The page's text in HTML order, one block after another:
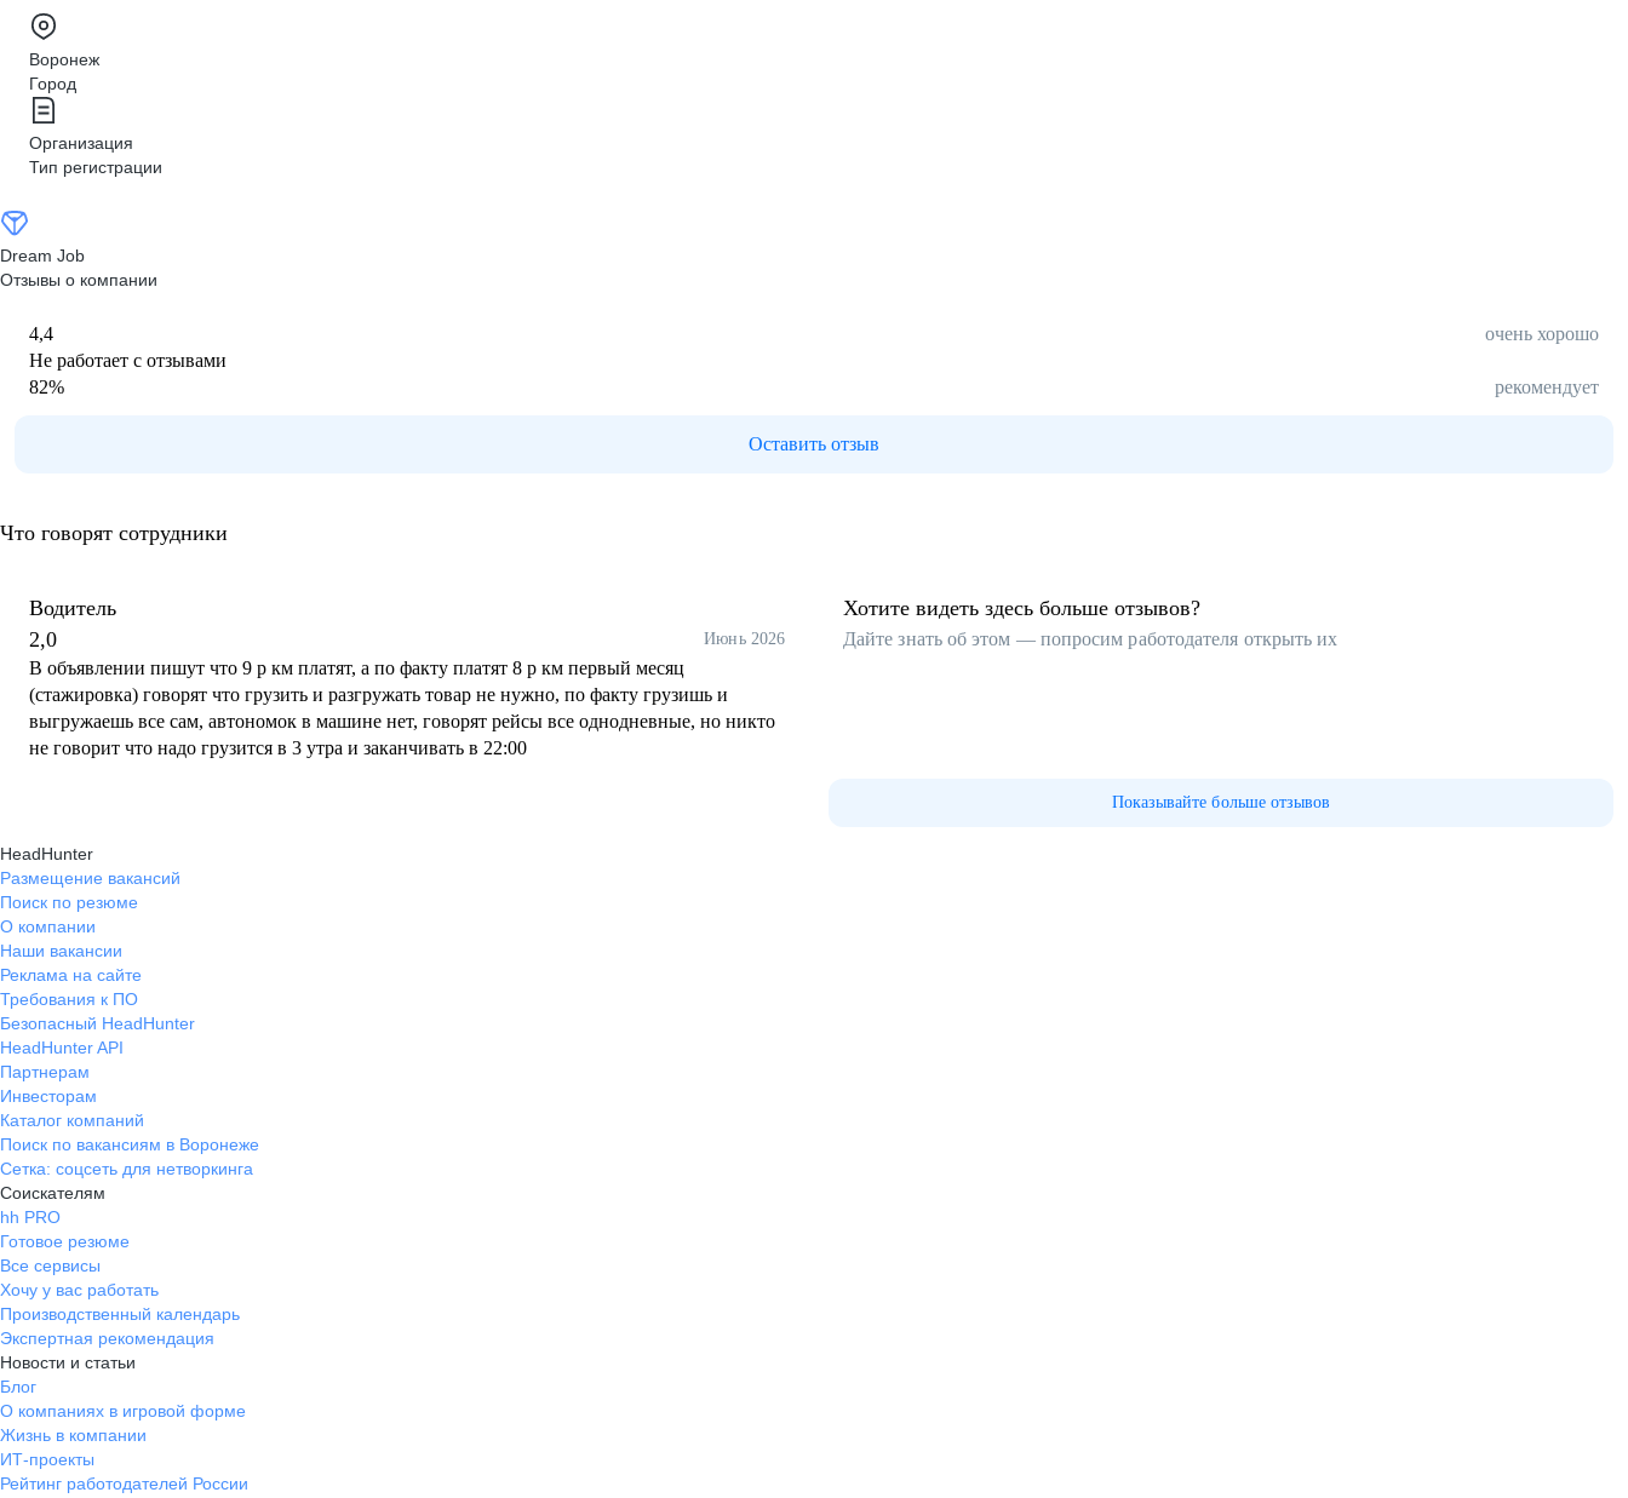
Воронеж
Город
Организация
Тип регистрации
Dream Job
Отзывы о компании
4,4
очень хорошо
Не работает с отзывами
82% рекомендует
Оставить отзыв
Что говорят сотрудники
Водитель
2,0
Июнь 2026
В объявлении пишут что 9 р км платят, а по факту платят 8 р км первый месяц
(стажировка) говорят что грузить и разгружать товар не нужно, по факту грузишь и
выгружаешь все сам, автономок в машине нет, говорят рейсы все однодневные, но никто
не говорит что надо грузится в 3 утра и заканчивать в 22:00
Хотите видеть здесь больше отзывов?
Дайте знать об этом — попросим работодателя открыть их
Показывайте больше отзывов
HeadHunter
Размещение вакансий
Поиск по резюме
О компании
Наши вакансии
Реклама на сайте
Требования к ПО
Безопасный HeadHunter
HeadHunter API
Партнерам
Инвесторам
Каталог компаний
Поиск по вакансиям в Воронеже
Сетка: соцсеть для нетворкинга
Соискателям
hh PRO
Готовое резюме
Все сервисы
Хочу у вас работать
Производственный календарь
Экспертная рекомендация
Новости и статьи
Блог
О компаниях в игровой форме
Жизнь в компании
ИТ-проекты
Рейтинг работодателей России